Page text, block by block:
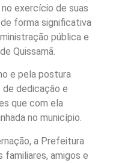
exercício de suas
forma significativa
pública e
Quissamã.
e pela postura
de dedicação e
que com ela
no município.
a Prefeitura
familiares, amigos e